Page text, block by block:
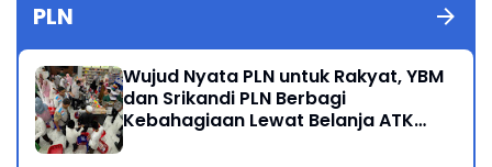
PLN
Wujud Nyata PLN untuk Rakyat, YBM
dan Srikandi PLN Berbagi
Kebahagiaan Lewat Belanja ATK